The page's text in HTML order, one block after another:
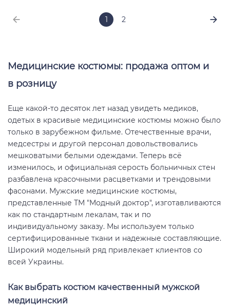
1 2
Медицинские костюмы: продажа оптом и
в розницу
Еще какой-то десяток лет назад увидеть медиков,
одетых в красивые медицинские костюмы можно было
только в зарубежном фильме. Отечественные врачи,
медсестры и другой персонал довольствовались
мешковатыми белыми одеждами. Теперь всё
изменилось, и официальная серость больничных стен
разбавлена красочными расцветками и трендовыми
фасонами. Мужские медицинские костюмы,
представленные ТМ "Модный доктор", изготавливаются
как по стандартным лекалам, так и по
индивидуальному заказу. Мы используем только
сертифицированные ткани и надежные составляющие.
Широкий модельный ряд привлекает клиентов со
всей Украины.
Как выбрать костюм качественный мужской
медицинский